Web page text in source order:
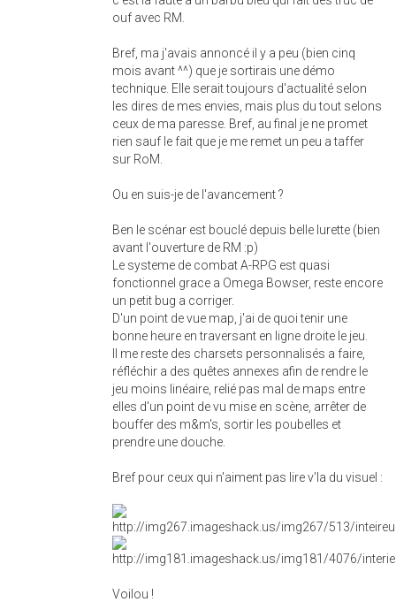
ouf avec RM.
Bref, ma j'avais annoncé il y a peu (bien cinq
mois avant ^^) que je sortirais une démo
technique. Elle serait toujours d'actualité selon
les dires de mes envies, mais plus du tout selons
ceux de ma paresse. Bref, au final je ne promet
rien sauf le fait que je me remet un peu a taffer
sur RoM.
Ou en suis-je de l'avancement ?
Ben le scénar est bouclé depuis belle lurette (bien
avant l'ouverture de RM :p)
Le systeme de combat A-RPG est quasi
fonctionnel grace a Omega Bowser, reste encore
un petit bug a corriger.
D'un point de vue map, j'ai de quoi tenir une
bonne heure en traversant en ligne droite le jeu.
Il me reste des charsets personnalisés a faire,
réfléchir a des quêtes annexes afin de rendre le
jeu moins linéaire, relié pas mal de maps entre
elles d'un point de vu mise en scène, arrêter de
bouffer des m&m's, sortir les poubelles et
prendre une douche.
Bref pour ceux qui n'aiment pas lire v'la du visuel :
Voilou !